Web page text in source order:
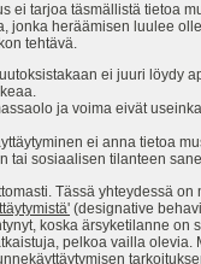
ei tarjoa täsmällistä tietoa
jonka heräämisen luulee
tehtävä.
ei juuri löydy
ja voima eivät
ei anna tietoa
tai sosiaalisen tilanteen
Tässä yhteydessä
(designative
koska ärsyketilanne on
pelkoa vailla